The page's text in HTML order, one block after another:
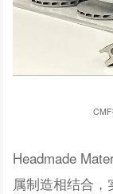
Headmade
属制造相结合